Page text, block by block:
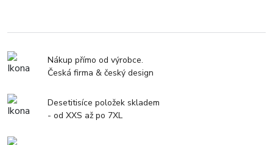
Nákup přímo od výrobce.
Česká firma & český design
Desetitisíce položek skladem
- od XXS až po 7XL